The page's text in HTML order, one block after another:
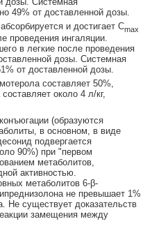
49% от доставленной дозы.
и достигает Cmax
проведения ингаляции.
в легкие после проведения
дозы. Системная
от доставленной дозы.
составляет 50%,
около 4 л/кг,
(образуются
в основном, в виде
подвергается
90%) при "первом
метаболитов,
активностью.
метаболитов 6-β-
не превышает 1%
Не существует доказательств
замещения между